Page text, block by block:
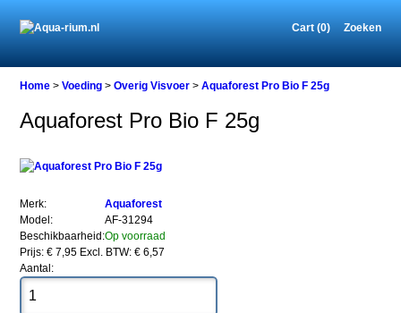
Cart (0) Zoeken
Home
Overig
Pro
Bio
F
25g
Home >Voeding >Overig Visvoer >Aquaforest Pro Bio F 25g
Aquaforest Pro Bio F 25g
Merk:
Aquaforest
Model:
AF-31294
Beschikbaarheid:Op voorraad
Prijs: € 7,95 Excl. BTW: € 6,57
Aantal: